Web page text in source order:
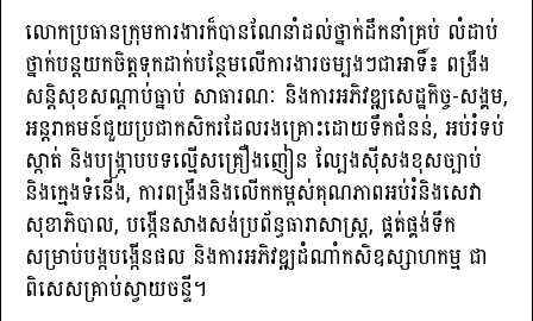
លោកប្រធានក្រុមការងារក៏បានណែនាំដល់ថ្នាក់ដឹកនាំគ្រប់ លំដាប់
ថ្នាក់បន្តយកចិត្តទុកដាក់បន្ថែមលើការងារចម្បងៗជាអាទិ៍៖ ពង្រឹង
សន្តិសុខសណ្ដាប់ធ្នាប់ សាធារណៈ និងការអភិវឌ្ឍសេដ្ឋកិច្ច-សង្គម,
អន្តរាគមន៍ជួយប្រជាកសិករដែលរងគ្រោះដោយទឹកជំនន់, អប់រំទប់
ស្កាត់ និងបង្ក្រាបបទល្មើសគ្រឿងញៀន ល្បែងស៊ីសងខុសច្បាប់
និងក្មេងទំនើង, ការពង្រឹងនិងលើកកម្ពស់គុណភាពអប់រំនិងសេវា
សុខាភិបាល, បង្កើនសាងសង់ប្រព័ន្ធធារាសាស្ត្រ, ផ្គត់ផ្គង់ទឹក
សម្រាប់បង្កបង្កើនផល និងការអភិវឌ្ឍដំណាំកសិឧស្សាហកម្ម ជា
ពិសេសគ្រាប់ស្វាយចន្ទី។